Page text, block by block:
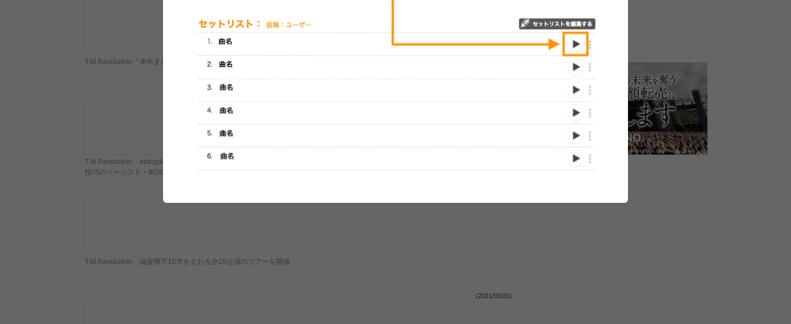
T.M.Revolution「来年またこの場所」、『イナズマ』2日間の大トリを飾る＜イナズマロック フェス 2022＞
T.M.Revolution、abingdon boys school、TETSUYA ＆ The Juicy-Bananas等のサポート、自身のバンドやソロとしても活躍する超絶
技巧のベーシスト・IKUO。多彩なキャリアに迫る【インタビュー連載・匠の人】
T.M.Revolution、滋賀県下10市をまわる全25公演のツアーを開催
(2021/03/31)